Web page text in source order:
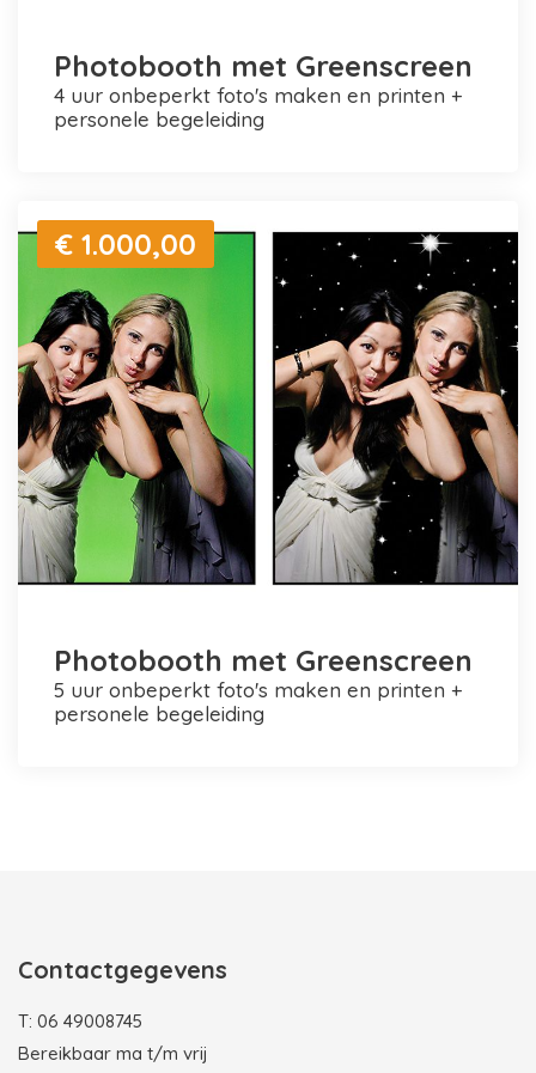
Photobooth met Greenscreen
4 uur onbeperkt foto's maken en printen +
personele begeleiding
€ 1.000,00
Photobooth met Greenscreen
5 uur onbeperkt foto's maken en printen +
personele begeleiding
Contactgegevens
T: 06 49008745
Bereikbaar ma t/m vrij